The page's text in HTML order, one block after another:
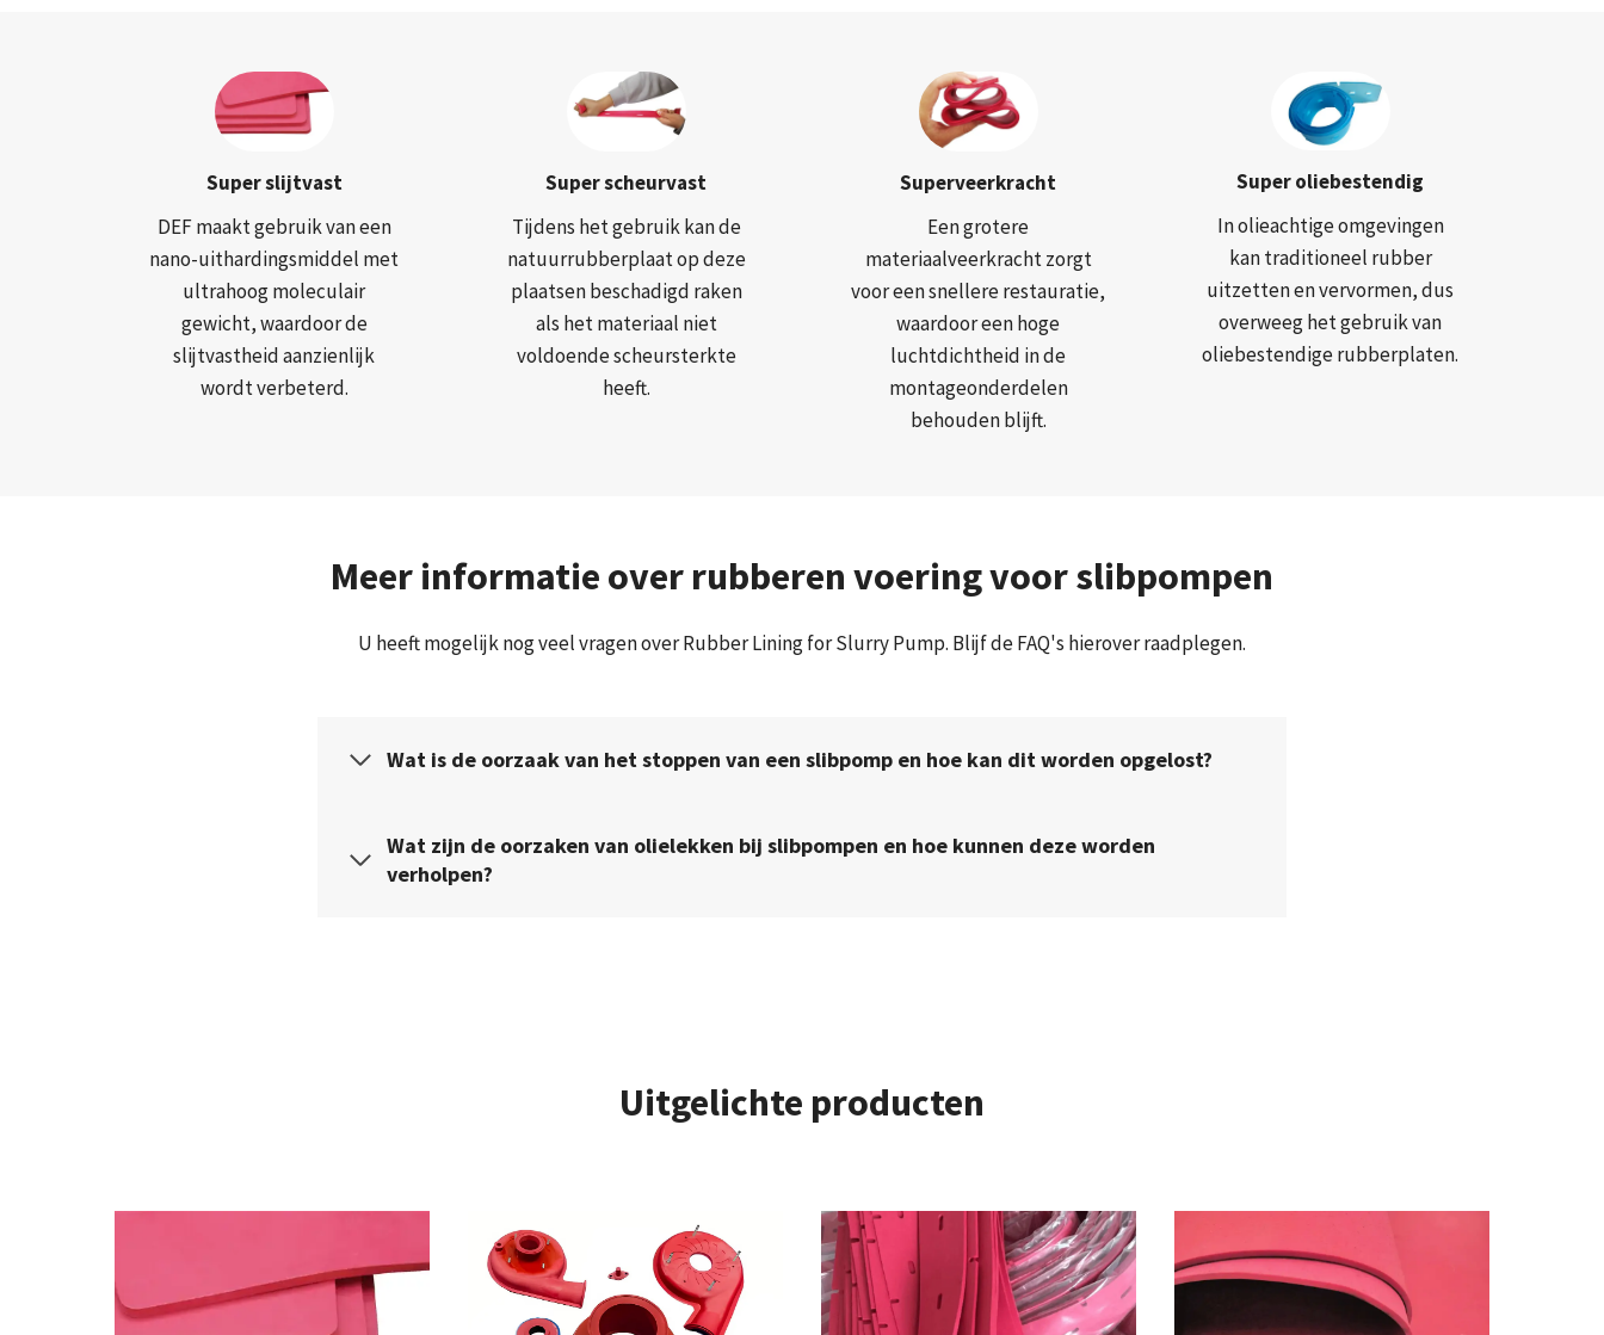
Super slijtvast
DEF maakt gebruik van een
nano-uithardingsmiddel met
ultrahoog moleculair
gewicht, waardoor de
slijtvastheid aanzienlijk
wordt verbeterd.
Super scheurvast
Tijdens het gebruik kan de
natuurrubberplaat op deze
plaatsen beschadigd raken
als het materiaal niet
voldoende scheursterkte
heeft.
Superveerkracht
Een grotere
materiaalveerkracht zorgt
voor een snellere restauratie,
waardoor een hoge
luchtdichtheid in de
montageonderdelen
behouden blijft.
Super oliebestendig
In olieachtige omgevingen
kan traditioneel rubber
uitzetten en vervormen, dus
overweeg het gebruik van
oliebestendige rubberplaten.
Meer informatie over rubberen voering voor slibpompen
U heeft mogelijk nog veel vragen over Rubber Lining for Slurry Pump. Blijf de FAQ's hierover raadplegen.
Wat is de oorzaak van het stoppen van een slibpomp en hoe kan dit worden opgelost?
Wat zijn de oorzaken van olielekken bij slibpompen en hoe kunnen deze worden
verholpen?
Uitgelichte producten